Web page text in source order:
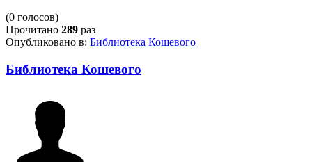
(0 голосов)
Прочитано 289 раз
Опубликовано в: Библиотека Кошевого
Библиотека Кошевого